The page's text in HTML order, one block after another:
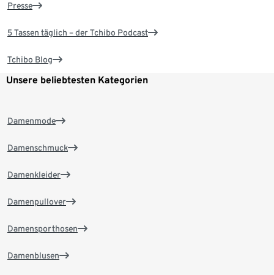
Presse
5 Tassen täglich – der Tchibo Podcast
Tchibo Blog
Unsere beliebtesten Kategorien
Damenmode
Damenschmuck
Damenkleider
Damenpullover
Damensporthosen
Damenblusen